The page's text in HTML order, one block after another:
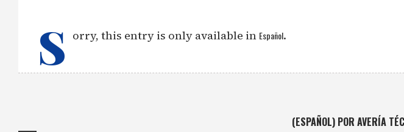
S orry, this entry is only available in Español.
(ESPAÑOL) POR AVERÍA